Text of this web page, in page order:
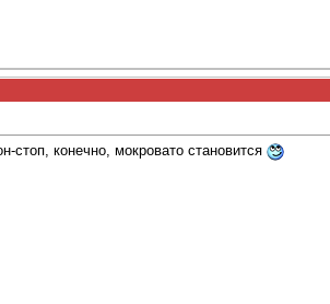
конечно, мокровато становится